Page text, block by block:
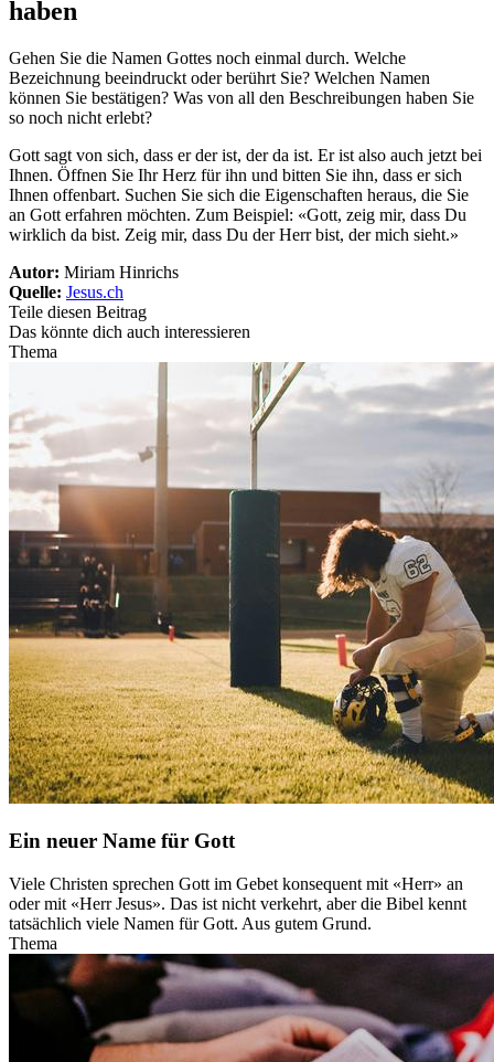
haben
Gehen Sie die Namen Gottes noch einmal durch. Welche
Bezeichnung beeindruckt oder berührt Sie? Welchen Namen
können Sie bestätigen? Was von all den Beschreibungen haben Sie
so noch nicht erlebt?
Gott sagt von sich, dass er der ist, der da ist. Er ist also auch jetzt bei
Ihnen. Öffnen Sie Ihr Herz für ihn und bitten Sie ihn, dass er sich
Ihnen offenbart. Suchen Sie sich die Eigenschaften heraus, die Sie
an Gott erfahren möchten. Zum Beispiel: «Gott, zeig mir, dass Du
wirklich da bist. Zeig mir, dass Du der Herr bist, der mich sieht.»
Autor: Miriam Hinrichs
Quelle: Jesus.ch
Teile diesen Beitrag
Das könnte dich auch interessieren
Thema
Ein neuer Name für Gott
Viele Christen sprechen Gott im Gebet konsequent mit «Herr» an
oder mit «Herr Jesus». Das ist nicht verkehrt, aber die Bibel kennt
tatsächlich viele Namen für Gott. Aus gutem Grund.
Thema